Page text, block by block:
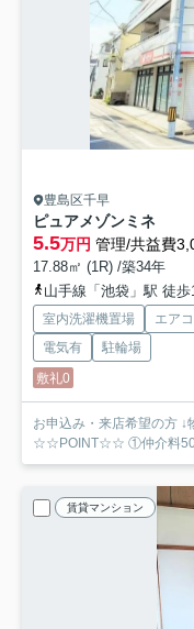
豊島区千早
ピュアメゾンミネ
5.5万円 管理/共益費
17.88㎡ (1R) /築34年
山手線「池袋」駅 徒歩
室内洗濯機置場 エア
電気有
駐輪場
敷礼0
お申込み・来店希望の方
☆☆POINT☆☆ ①仲介料
賃貸マンション